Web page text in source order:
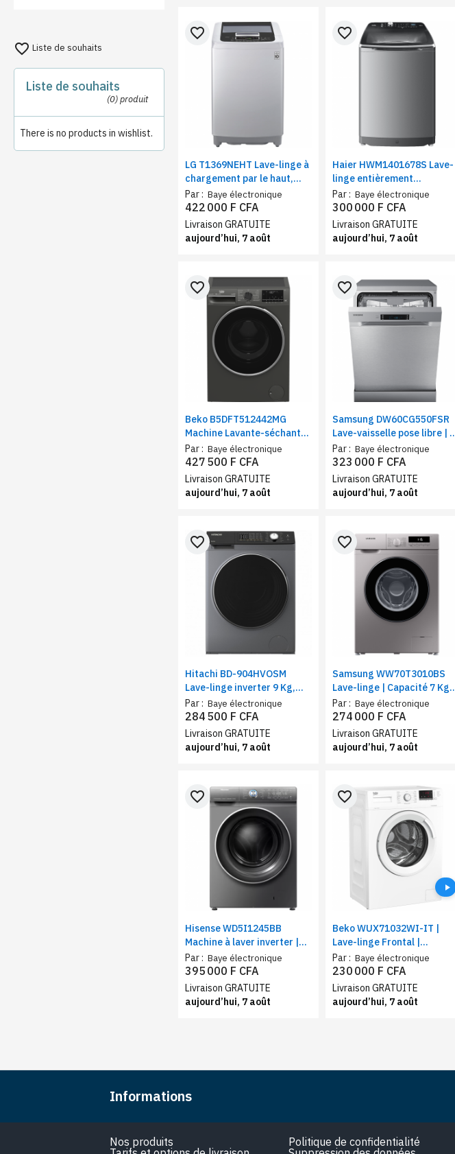
favorite_border Liste de souhaits
Liste de souhaits
(0)produit
There is no products in wishlist.
LG T1369NEHT Lave-linge à
chargement par le haut,
Capacité 13 Kg, Smart
Inverter
Par : Baye électronique
favorite_border
422 000 F CFA
Livraison GRATUITE
aujourd’hui, 7 août
Haier HWM1401678S Lave-
linge entièrement
automatique | Commande
arrière, Filtre bionique |
Vitesse 1200 tr/min, 14 Kg
Par : Baye électronique
favorite_border
300 000 F CFA
Livraison GRATUITE
aujourd’hui, 7 août
Beko B5DFT512442MG
Machine Lavante-séchante
| Capacité Lavage 12 Kg /
Séchage 8 Kg | Moteur
ProSmart Inverter™ | Wifi
Par : Baye électronique
favorite_border
427 500 F CFA
Livraison GRATUITE
aujourd’hui, 7 août
Samsung DW60CG550FSR
Lave-vaisselle pose libre | 7
programmes , 14 couverts,
inox
Par : Baye électronique
favorite_border
323 000 F CFA
Livraison GRATUITE
aujourd’hui, 7 août
Hitachi BD-904HVOSM
Lave-linge inverter 9 Kg,
vitesse d'essorage 1400
tr/min, silver-noir
Par : Baye électronique
favorite_border
284 500 F CFA
Livraison GRATUITE
aujourd’hui, 7 août
Samsung WW70T3010BS
Lave-linge | Capacité 7 Kg,
nettoyage tambour,
panneau d'affichage LED,
arrêt différé
Par : Baye électronique
favorite_border
274 000 F CFA
Livraison GRATUITE
aujourd’hui, 7 août
Hisense WD5I1245BB
Machine à laver inverter |
Lavage 12 Kg / Séchage 8
Kg | Puissance 1750 W, A
Par : Baye électronique
favorite_border
395 000 F CFA
Livraison GRATUITE
aujourd’hui, 7 août
Beko WUX71032WI-IT |
Lave-linge Frontal |
Capacité 7 Kg | Type de
tambour : A alvéoles
Aquawave | Classe énergie :
C
Par : Baye électronique
favorite_border
230 000 F CFA
Livraison GRATUITE
aujourd’hui, 7 août
Informations
Nos produits
Politique de confidentialité